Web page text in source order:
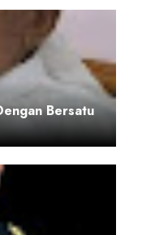
Bersatu